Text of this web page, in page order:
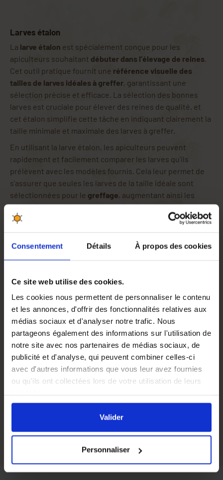
Consentement Détails À propos des cookies
Ce site web utilise des cookies.
Les cookies nous permettent de personnaliser le contenu
et les annonces, d'offrir des fonctionnalités relatives aux
médias sociaux et d'analyser notre trafic. Nous
partageons également des informations sur l'utilisation de
notre site avec nos partenaires de médias sociaux, de
publicité et d'analyse, qui peuvent combiner celles-ci
avec d'autres informations que vous leur avez fournies
ou qu'ils ont collectées lors de votre utilisation de leurs
En cliquant sur le boutonValidervous acceptez
l'ensemble des cookies de notre site ainsi que ceux de
nos partenaires. Vous pouvez également choisir les
Valider
Personnaliser
Larves étalon
La larve étalon est spécialement conçue pour les
apiculteurs souhaitant débuter dans l’élevage de reines.
Cet outil pratique fournit une référence visuelle des
tailles de larves idéales à greffer, garantissant une
sélection précise et efficace. La sélection des bonnes
larves est cruciale pour élever des reines de qualité, et
cet étalon simplifie cette tâche en indiquant clairement la
taille minimale et maximale des larves à greffer.
En utilisant la larve étalon, les apiculteurs peuvent
rapidement et facilement comparer les larves qu’ils
prélèvent avec les modèles fournis. Cela leur permet de
s'assurer que seules les larves de la taille idéale sont
sélectionnées pour le greffage, augmentant ainsi les
chances de succès dans l’élevage des reines. Cet outil est
particulièrement utile pour les
qui n'ont pas
leslarves parfaites à greffer.
De plus, la larve étalon aide à réduire les erreurs
expérimentés, comme sélectionner des larves trop
petites ou trop grandes. En utilisant cet étalon, ils
peuvent améliorer considérablement leurs taux de
réussite etproduire des reines de haute qualité
manière plus cohérente.
L’utilisation de la larve étalon ne se limite pas aux
débutants. Même les apiculteurs expérimentés peuvent
bénéficier de cet outil pourstandardiser leur processus
de sélection etgarantir une constance dans la qualité des
Plastique